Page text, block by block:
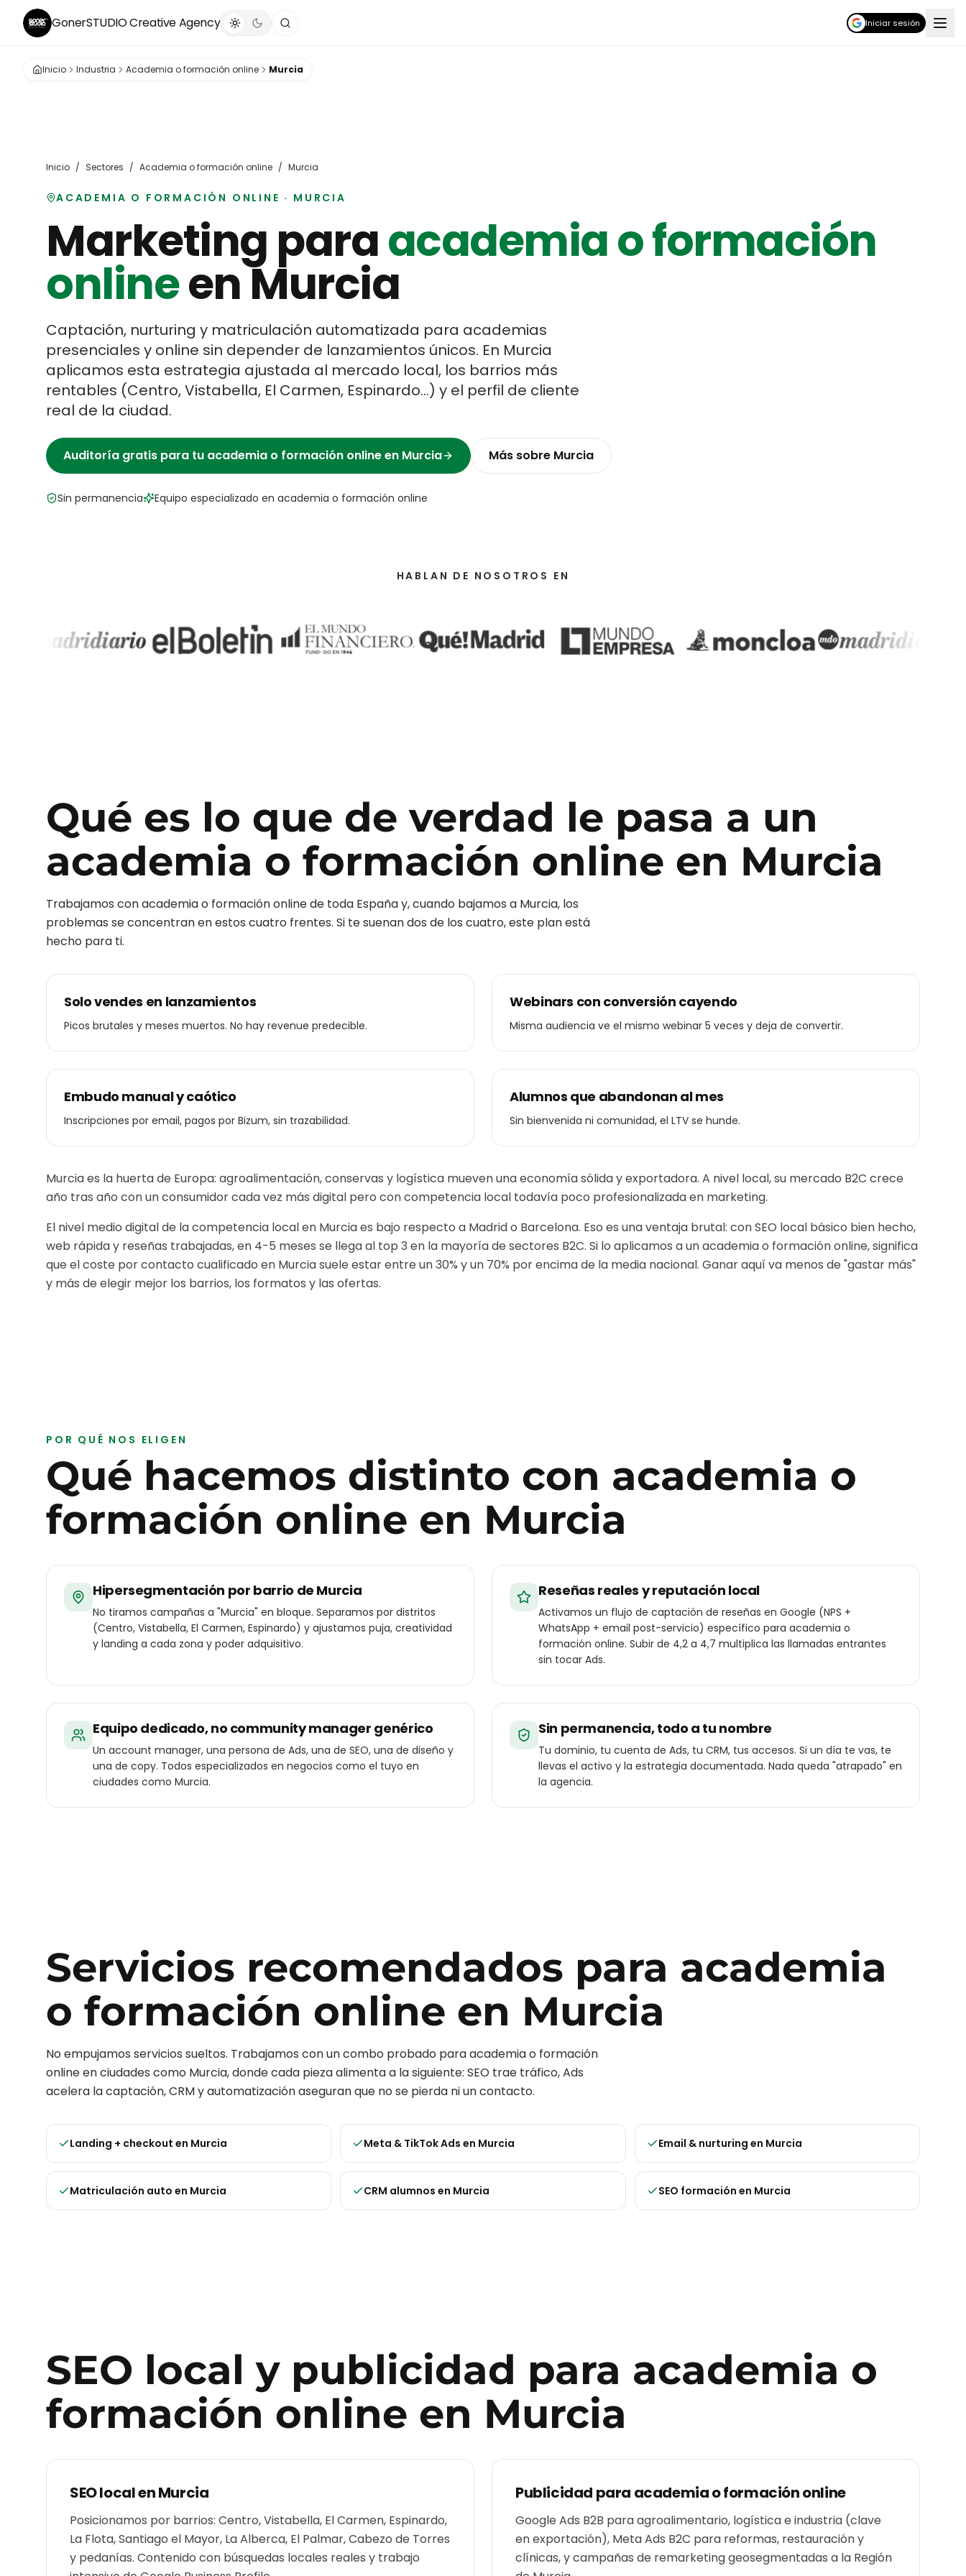
GonerSTUDIOCreative Agency Iniciar sesión
Inicio Industria Academia o formación online Murcia
Inicio / Sectores / Academia o formación online / Murcia
ACADEMIA O FORMACIÓN ONLINE · MURCIA
Marketing paraacademia o formación
onlineenMurcia
Captación, nurturing y matriculación automatizada para academias
presenciales y online sin depender de lanzamientos únicos. En Murcia
aplicamos esta estrategia ajustada al mercado local, los barrios más
rentables (Centro, Vistabella, El Carmen, Espinardo…) y el perfil de cliente
real de la ciudad.
Auditoría gratis para tu academia o formación onlineen Murcia Más sobre Murcia
Sin permanencia Equipo especializado en academia o formación online
HABLAN DE NOSOTROS EN
Qué es lo que de verdad le pasa a un
academia o formación online en Murcia
Trabajamos conacademia o formación onlinede toda España y, cuando bajamos a Murcia, los
problemas se concentran en estos cuatro frentes. Si te suenan dos de los cuatro, este plan está
hecho para ti.
Solo vendes en lanzamientos
Picos brutales y meses muertos. No hay revenue predecible.
Webinars con conversión cayendo
Misma audiencia ve el mismo webinar 5 veces y deja de convertir.
Embudo manual y caótico
Inscripciones por email, pagos por Bizum, sin trazabilidad.
Alumnos que abandonan al mes
Sin bienvenida ni comunidad, el LTV se hunde.
Murcia es la huerta de Europa: agroalimentación, conservas y logística mueven una economía sólida y exportadora. A nivel local, su mercado B2C crece
año tras año con un consumidor cada vez más digital pero con competencia local todavía poco profesionalizada en marketing.
El nivel medio digital de la competencia local en Murcia es bajo respecto a Madrid o Barcelona. Eso es una ventaja brutal: con SEO local básico bien hecho,
web rápida y reseñas trabajadas, en 4-5 meses se llega al top 3 en la mayoría de sectores B2C. Si lo aplicamos a unacademia o formación online, significa
que el coste por contacto cualificado en Murciasuele estar entre un 30% y un 70% por encima de la media nacional. Ganar aquí va menos de "gastar más"
y más de elegir mejor los barrios, los formatos y las ofertas.
POR QUÉ NOS ELIGEN
Qué hacemos distinto con academia o
formación online en Murcia
Hipersegmentación por barrio de Murcia
No tiramos campañas a "Murcia" en bloque. Separamos por distritos
(Centro, Vistabella, El Carmen, Espinardo) y ajustamos puja, creatividad
y landing a cada zona y poder adquisitivo.
Reseñas reales y reputación local
Activamos un flujo de captación de reseñas en Google (NPS +
WhatsApp + email post-servicio) específico para academia o
formación online. Subir de 4,2 a 4,7 multiplica las llamadas entrantes
sin tocar Ads.
Equipo dedicado, no community manager genérico
Un account manager, una persona de Ads, una de SEO, una de diseño y
una de copy. Todos especializados en negocios como el tuyo en
ciudades como Murcia.
Sin permanencia, todo a tu nombre
Tu dominio, tu cuenta de Ads, tu CRM, tus accesos. Si un día te vas, te
llevas el activo y la estrategia documentada. Nada queda "atrapado" en
la agencia.
Servicios recomendados para academia
o formación online en Murcia
No empujamos servicios sueltos. Trabajamos con un combo probado paraacademia o formación
onlineen ciudades como Murcia, donde cada pieza alimenta a la siguiente: SEO trae tráfico, Ads
acelera la captación, CRM y automatización aseguran que no se pierda ni un contacto.
Landing + checkout en Murcia Meta & TikTok Ads en Murcia Email & nurturing en Murcia
Matriculación auto en Murcia CRM alumnos en Murcia SEO formación en Murcia
SEO local y publicidad para academia o
formación online en Murcia
SEO local enMurcia
Posicionamos por barrios: Centro, Vistabella, El Carmen, Espinardo,
La Flota, Santiago el Mayor, La Alberca, El Palmar, Cabezo de Torres
y pedanías. Contenido con búsquedas locales reales y trabajo
Publicidad para academia o formación online
Google Ads B2B para agroalimentario, logística e industria (clave
en exportación), Meta Ads B2C para reformas, restauración y
clínicas, y campañas de remarketing geosegmentadas a la Región